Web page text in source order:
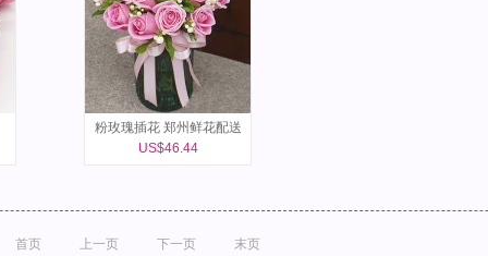
粉玫瑰插花 郑州鲜花配送
US$46.44
首页 上一页 下一页 末页